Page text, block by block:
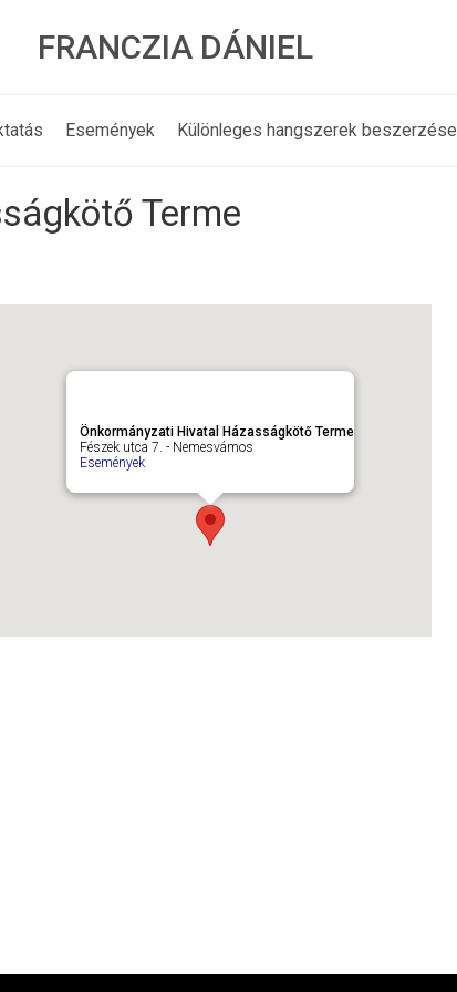
FRANCZIA DÁNIEL
Események Különleges hangszerek beszerzése
Terme
Önkormányzati Hivatal Házasságkötő Terme
Fészek utca 7. - Nemesvámos
Események